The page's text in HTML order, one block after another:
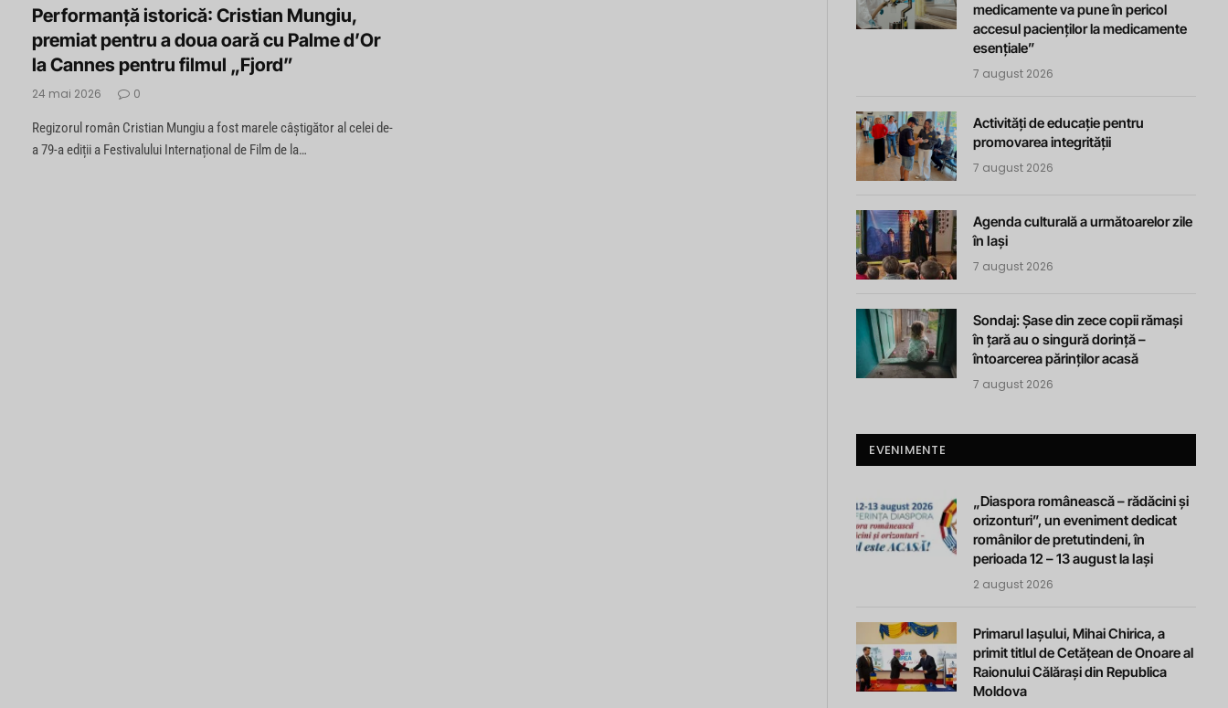
Performanță istorică: Cristian Mungiu,
premiat pentru a doua oară cu Palme d’Or
la Cannes pentru filmul „Fjord”
24 mai 2026 0
Regizorul român Cristian Mungiu a fost marele câștigător al celei de-
a 79-a ediții a Festivalului Internațional de Film de la…
medicamente va pune în pericol
accesul pacienților la medicamente
esențiale”
7 august 2026
Activități de educație pentru
promovarea integrității
7 august 2026
Agenda culturală a următoarelor zile
în Iași
7 august 2026
Sondaj: Șase din zece copii rămași
în țară au o singură dorință –
întoarcerea părinților acasă
7 august 2026
EVENIMENTE
„Diaspora românească – rădăcini și
orizonturi”, un eveniment dedicat
românilor de pretutindeni, în
perioada 12 – 13 august la Iași
2 august 2026
Primarul Iașului, Mihai Chirica, a
primit titlul de Cetățean de Onoare al
Raionului Călărași din Republica
Moldova